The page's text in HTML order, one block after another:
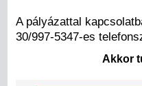
A pályázattal
30/997-5347-es
Akkor